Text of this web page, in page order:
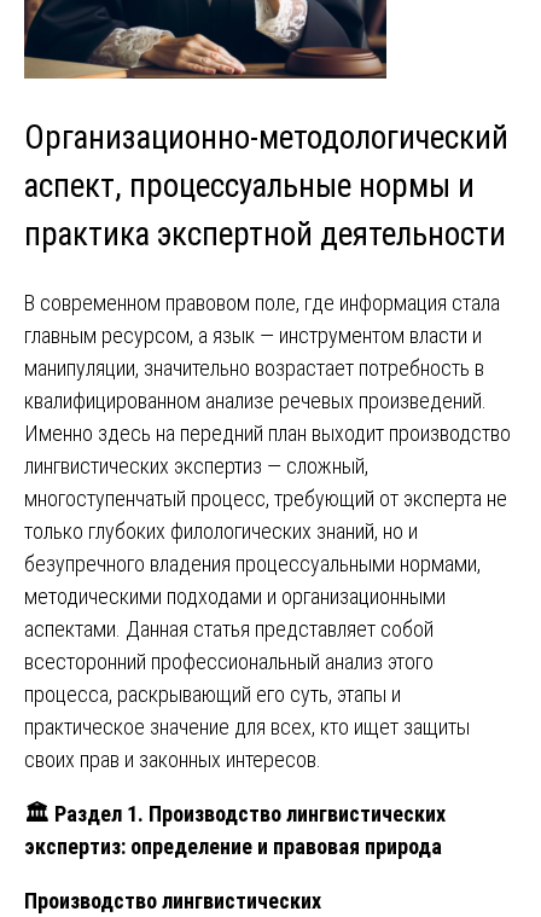
Организационно-методологический
аспект, процессуальные нормы и
практика экспертной деятельности
В современном правовом поле, где информация стала
главным ресурсом, а язык — инструментом власти и
манипуляции, значительно возрастает потребность в
квалифицированном анализе речевых произведений.
Именно здесь на передний план выходит производство
лингвистических экспертиз — сложный,
многоступенчатый процесс, требующий от эксперта не
только глубоких филологических знаний, но и
безупречного владения процессуальными нормами,
методическими подходами и организационными
аспектами. Данная статья представляет собой
всесторонний профессиональный анализ этого
процесса, раскрывающий его суть, этапы и
практическое значение для всех, кто ищет защиты
своих прав и законных интересов.
🏛️ Раздел 1. Производство лингвистических
экспертиз: определение и правовая природа
Производство лингвистических